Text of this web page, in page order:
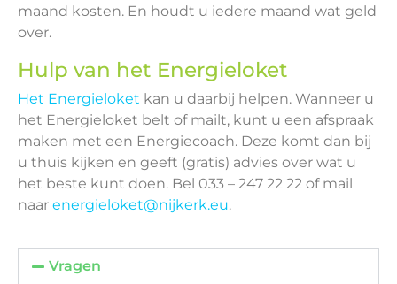
maand kosten. En houdt u iedere maand wat geld
over.
Hulp van het Energieloket
Het Energieloket kan u daarbij helpen. Wanneer u
het Energieloket belt of mailt, kunt u een afspraak
maken met een Energiecoach. Deze komt dan bij
u thuis kijken en geeft (gratis) advies over wat u
het beste kunt doen. Bel 033 – 247 22 22 of mail
naar energieloket@nijkerk.eu.
Vragen